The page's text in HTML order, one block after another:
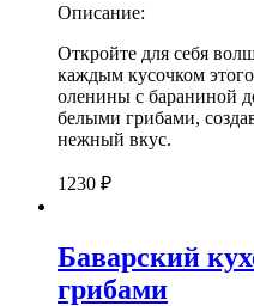
Описание:
Откройте для себя
каждым кусочком
оленины с бараниной
белыми грибами,
нежный вкус.
1230 ₽
Баварский
грибами